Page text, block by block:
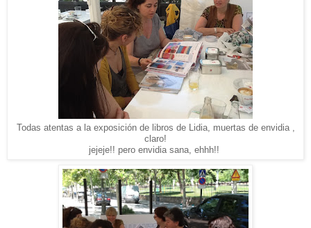
Todas atentas a la exposición de libros de Lidia, muertas de envidia ,
claro!
jejeje!! pero envidia sana, ehhh!!